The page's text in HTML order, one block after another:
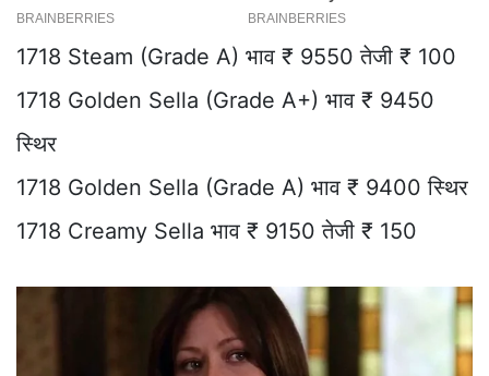
1718 Steam (Grade A) भाव ₹ 9550 तेजी ₹ 100
1718 Golden Sella (Grade A+) भाव ₹ 9450
स्थिर
1718 Golden Sella (Grade A) भाव ₹ 9400 स्थिर
1718 Creamy Sella भाव ₹ 9150 तेजी ₹ 150